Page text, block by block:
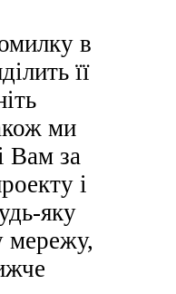
в
її
ми
Вам за
і
яку
мережу,